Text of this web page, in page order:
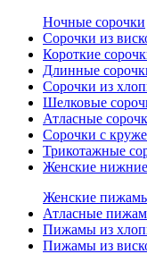
Ночные сорочки
Сорочки из
Короткие
Длинные
Сорочки из
Шелковые
Атласные
Сорочки с
Трикотажные
Женские
Женские
Атласные
Пижамы из
Пижамы из